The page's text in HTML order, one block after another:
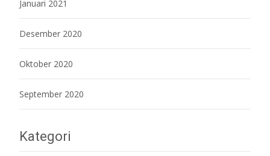
Januari 2021
Desember 2020
Oktober 2020
September 2020
Kategori